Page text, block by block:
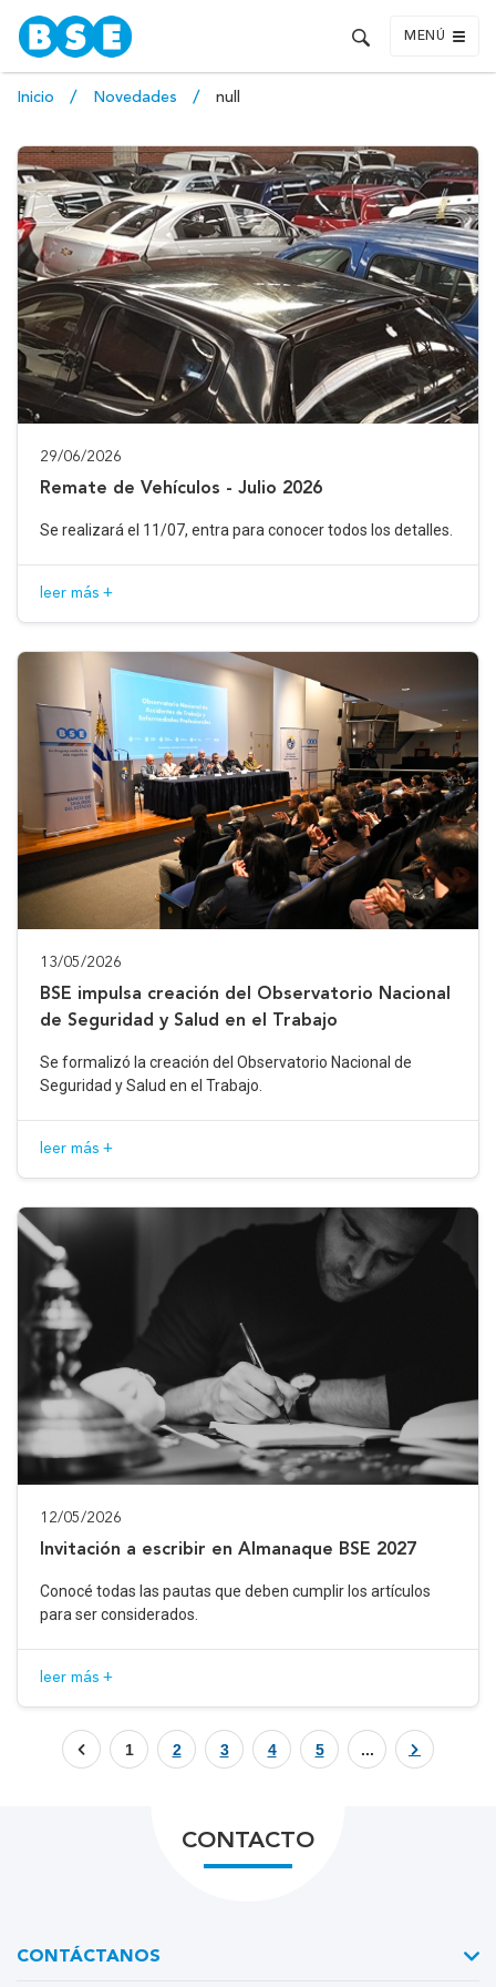
MENÚ
Inicio Novedades null
29/06/2026
Remate de Vehículos - Julio 2026
Se realizará el 11/07, entra para conocer todos los detalles.
leer más +
13/05/2026
BSE impulsa creación del Observatorio Nacional
de Seguridad y Salud en el Trabajo
Se formalizó la creación del Observatorio Nacional de
Seguridad y Salud en el Trabajo.
leer más +
12/05/2026
Invitación a escribir en Almanaque BSE 2027
Conocé todas las pautas que deben cumplir los artículos
para ser considerados.
leer más +
1 2 3 4 5 ...
CONTACTO
CONTÁCTANOS